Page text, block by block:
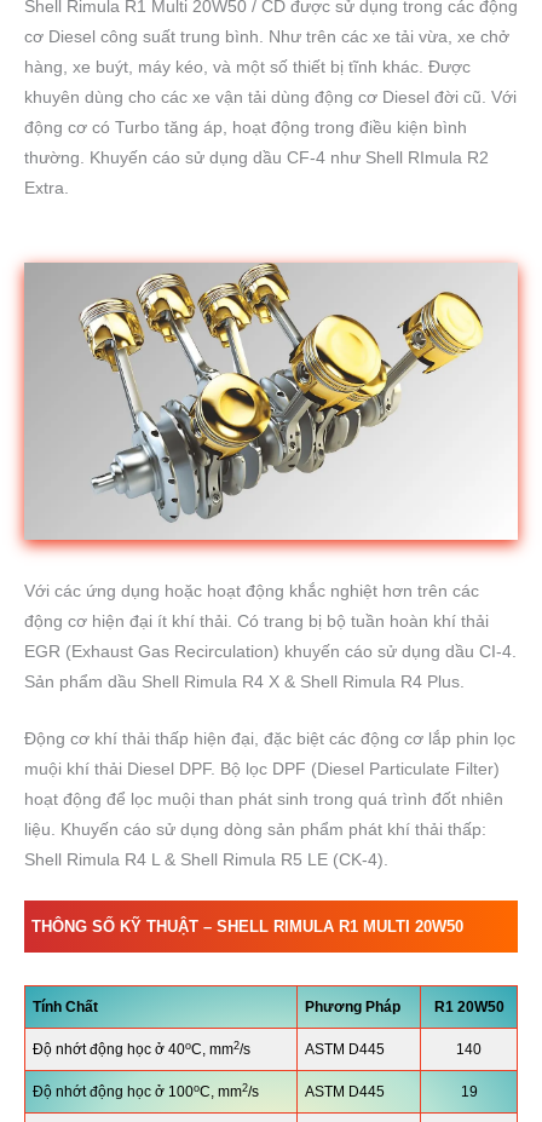
Shell Rimula R1 Multi 20W50 / CD được sử dụng trong các động
cơ Diesel công suất trung bình. Như trên các xe tải vừa, xe chở
hàng, xe buýt, máy kéo, và một số thiết bị tĩnh khác. Được
khuyên dùng cho các xe vận tải dùng động cơ Diesel đời cũ. Với
động cơ có Turbo tăng áp, hoạt động trong điều kiện bình
thường. Khuyến cáo sử dụng dầu CF-4 như Shell RImula R2
Extra.
Với các ứng dụng hoặc hoạt động khắc nghiệt hơn trên các
động cơ hiện đại ít khí thải. Có trang bị bộ tuần hoàn khí thải
EGR (Exhaust Gas Recirculation) khuyến cáo sử dụng dầu CI-4.
Sản phẩm dầu Shell Rimula R4 X & Shell Rimula R4 Plus.
Động cơ khí thải thấp hiện đại, đặc biệt các động cơ lắp phin lọc
muội khí thải Diesel DPF. Bộ lọc DPF (Diesel Particulate Filter)
hoạt động để lọc muội than phát sinh trong quá trình đốt nhiên
liệu. Khuyến cáo sử dụng dòng sản phẩm phát khí thải thấp:
Shell Rimula R4 L & Shell Rimula R5 LE (CK-4).
THÔNG SỐ KỸ THUẬT – SHELL RIMULAR1 MULTI 20W50
Tính Chất Phương Pháp R1 20W50
Độ nhớt động học ở 40oC, mm2/s ASTM D445 140
Độ nhớt động học ở 100oC, mm2/s ASTM D445 19